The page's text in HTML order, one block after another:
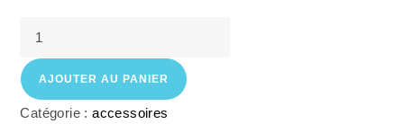
AJOUTER AU PANIER
Catégorie :accessoires